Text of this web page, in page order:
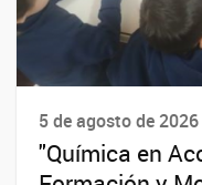
5 de agosto de 2026
"Química en